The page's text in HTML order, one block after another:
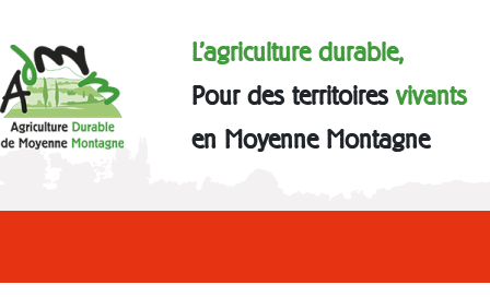
L'agriculture durable,
Pour des territoiresvivants
en Moyenne Montagne